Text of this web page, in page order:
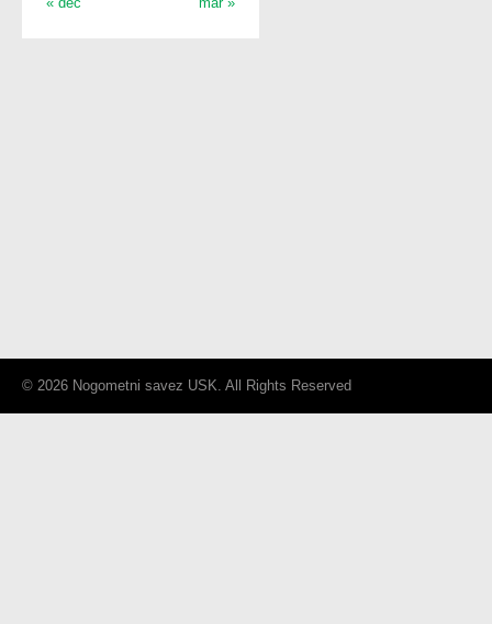
© 2026 Nogometni savez USK. All Rights Reserved